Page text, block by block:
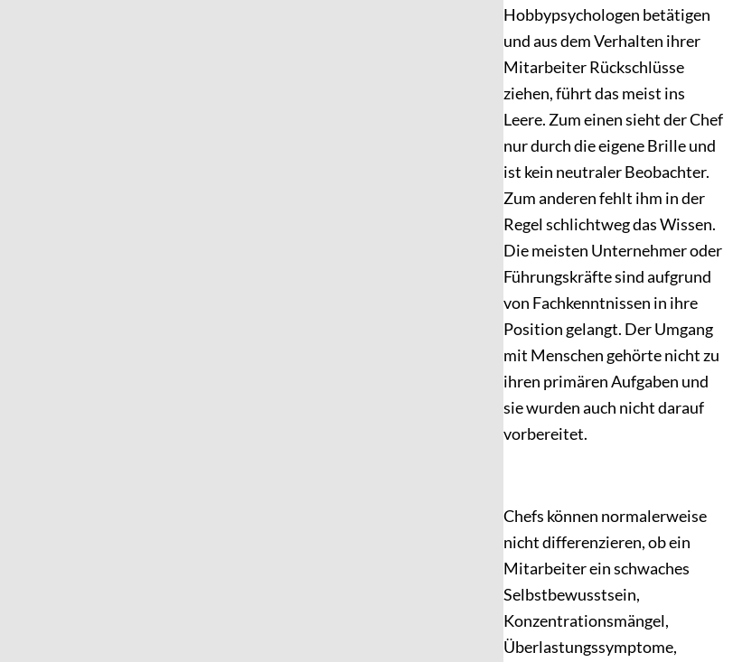
Hobbypsychologen betätigen
und aus dem Verhalten ihrer
Mitarbeiter Rückschlüsse
ziehen, führt das meist ins
Leere. Zum einen sieht der Chef
nur durch die eigene Brille und
ist kein neutraler Beobachter.
Zum anderen fehlt ihm in der
Regel schlichtweg das Wissen.
Die meisten Unternehmer oder
Führungskräfte sind aufgrund
von Fachkenntnissen in ihre
Position gelangt. Der Umgang
mit Menschen gehörte nicht zu
ihren primären Aufgaben und
sie wurden auch nicht darauf
vorbereitet.
Chefs können normalerweise
nicht differenzieren, ob ein
Mitarbeiter ein schwaches
Selbstbewusstsein,
Konzentrationsmängel,
Überlastungssymptome,